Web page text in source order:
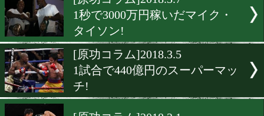
[原功コラム]2018.3.9
耳噛み事件の罰金は3億6千